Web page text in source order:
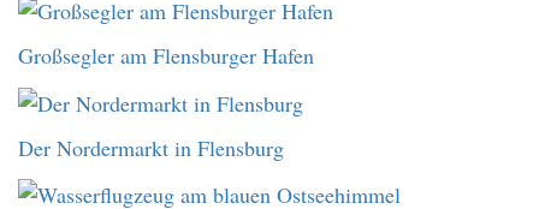
Großsegler am Flensburger Hafen
Der Nordermarkt in Flensburg